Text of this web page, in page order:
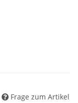
Frage zum Artikel